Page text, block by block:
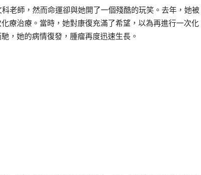
老師，然而命運卻與她開了一個殘酷的玩笑。去年，她被
療治療。當時，她對康復充滿了希望，以為再進行一次化
，她的病情復發，腫瘤再度迅速生長。